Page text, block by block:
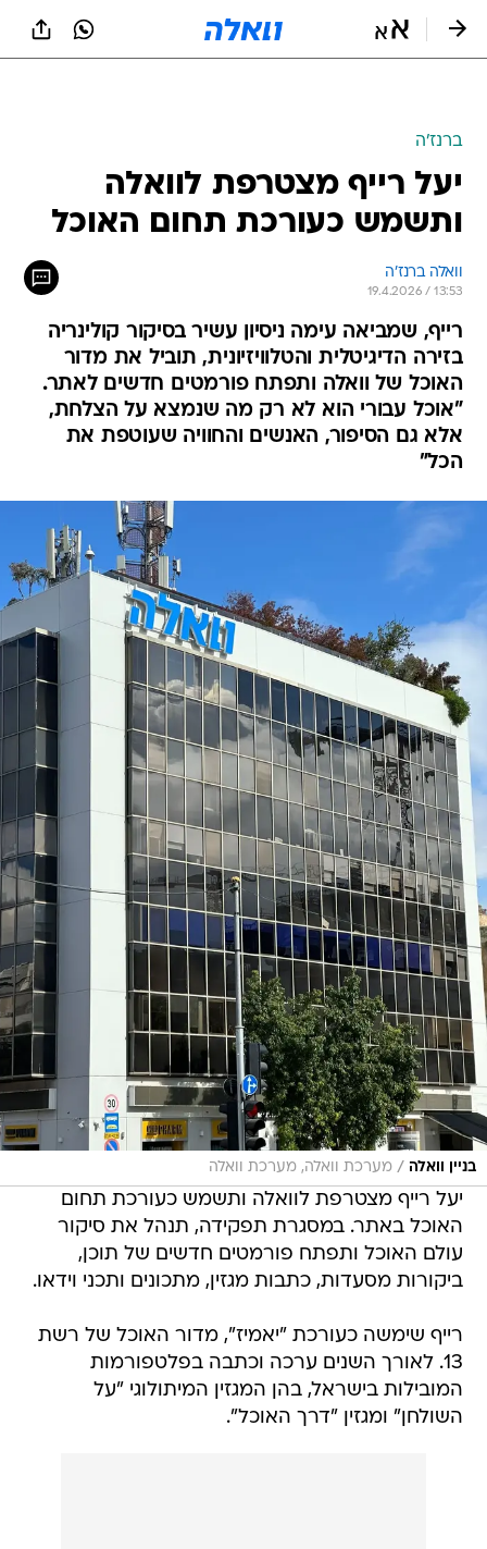
ברנז'ה
יעל רייף מצטרפת לוואלה
ותשמש כעורכת תחום האוכל
וואלה ברנז'ה
19.4.2026 / 13:53
רייף, שמביאה עימה ניסיון עשיר בסיקור קולינריה
בזירה הדיגיטלית והטלוויזיונית, תוביל את מדור
האוכל של וואלה ותפתח פורמטים חדשים לאתר.
"אוכל עבורי הוא לא רק מה שנמצא על הצלחת,
אלא גם הסיפור, האנשים והחוויה שעוטפת את
הכל"
בניין וואלה / מערכת וואלה, מערכת וואלה
יעל רייף מצטרפת לוואלה ותשמש כעורכת תחום
האוכל באתר. במסגרת תפקידה, תנהל את סיקור
עולם האוכל ותפתח פורמטים חדשים של תוכן,
ביקורות מסעדות, כתבות מגזין, מתכונים ותכני וידאו.
רייף שימשה כעורכת "יאמיז", מדור האוכל של רשת
13. לאורך השנים ערכה וכתבה בפלטפורמות
המובילות בישראל, בהן המגזין המיתולוגי "על
השולחן" ומגזין "דרך האוכל".